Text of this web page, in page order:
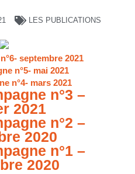
LES PUBLICATIONS
septembre 2021
n°5- mai 2021
n°4- mars 2021
n°3 –
2021
n°2 –
2020
n°1 –
2020